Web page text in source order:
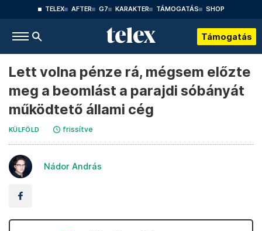
TELEX AFTER G7 KARAKTER TÁMOGATÁS SHOP
Támogatás
Lett volna pénze rá, mégsem előzte
meg a beomlást a parajdi sóbányát
működtető állami cég
KÜLFÖLD frissítve
Nádor András